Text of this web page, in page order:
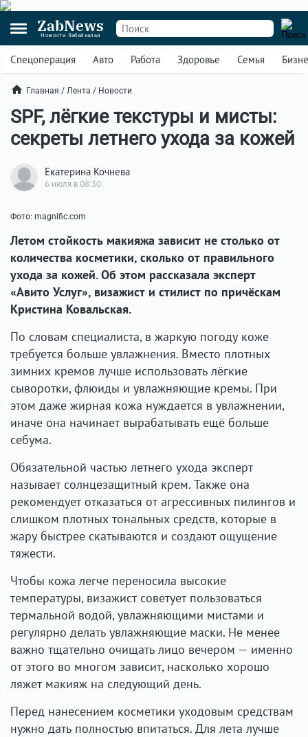
ZabNews
Новости Забайкалья
Спецоперация Авто Работа Здоровье Семья
Главная / Лента / Новости
SPF, лёгкие текстуры и мисты:
секреты летнего ухода за кожей
Екатерина Кочнева
6 июля в 08:30
Фото: magnific.com
Летом стойкость макияжа зависит не столько от
количества косметики, сколько от правильного
ухода за кожей. Об этом рассказала эксперт
«Авито Услуг», визажист и стилист по причёскам
Кристина Ковальская.
По словам специалиста, в жаркую погоду коже
требуется больше увлажнения. Вместо плотных
зимних кремов лучше использовать лёгкие
сыворотки, флюиды и увлажняющие кремы. При
этом даже жирная кожа нуждается в увлажнении,
иначе она начинает вырабатывать ещё больше
себума.
Обязательной частью летнего ухода эксперт
называет солнцезащитный крем. Также она
рекомендует отказаться от агрессивных пилингов и
слишком плотных тональных средств, которые в
жару быстрее скатываются и создают ощущение
тяжести.
Чтобы кожа легче переносила высокие
температуры, визажист советует пользоваться
термальной водой, увлажняющими мистами и
регулярно делать увлажняющие маски. Не менее
важно тщательно очищать лицо вечером — именно
от этого во многом зависит, насколько хорошо
ляжет макияж на следующий день.
Перед нанесением косметики уходовым средствам
нужно дать полностью впитаться. Для лета лучше